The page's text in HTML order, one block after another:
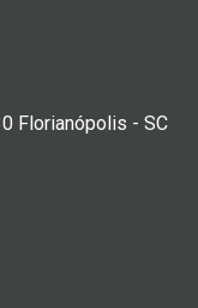
Florianópolis - SC